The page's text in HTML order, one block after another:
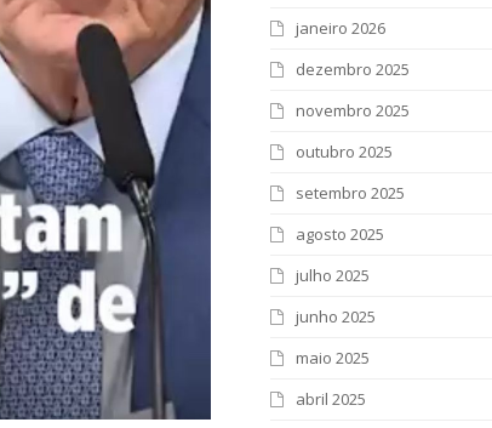
janeiro 2026
dezembro 2025
novembro 2025
outubro 2025
setembro 2025
agosto 2025
julho 2025
junho 2025
maio 2025
abril 2025